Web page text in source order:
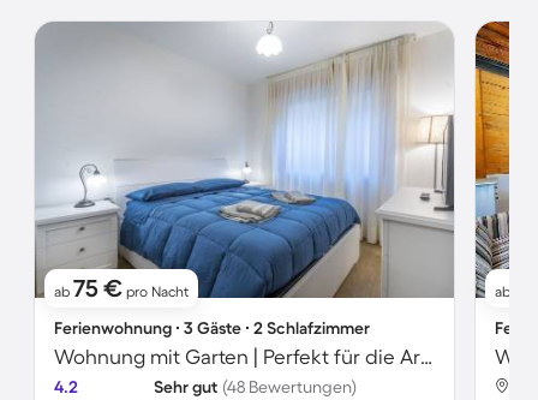
ab 75 € pro Nacht
Ferienwohnung ∙ 3 Gäste ∙ 2 Schlafzimmer
Wohnung mit Garten | Perfekt für die Arbeit von Zuhause
4.2 Sehr gut (48 Bewertungen)
ab